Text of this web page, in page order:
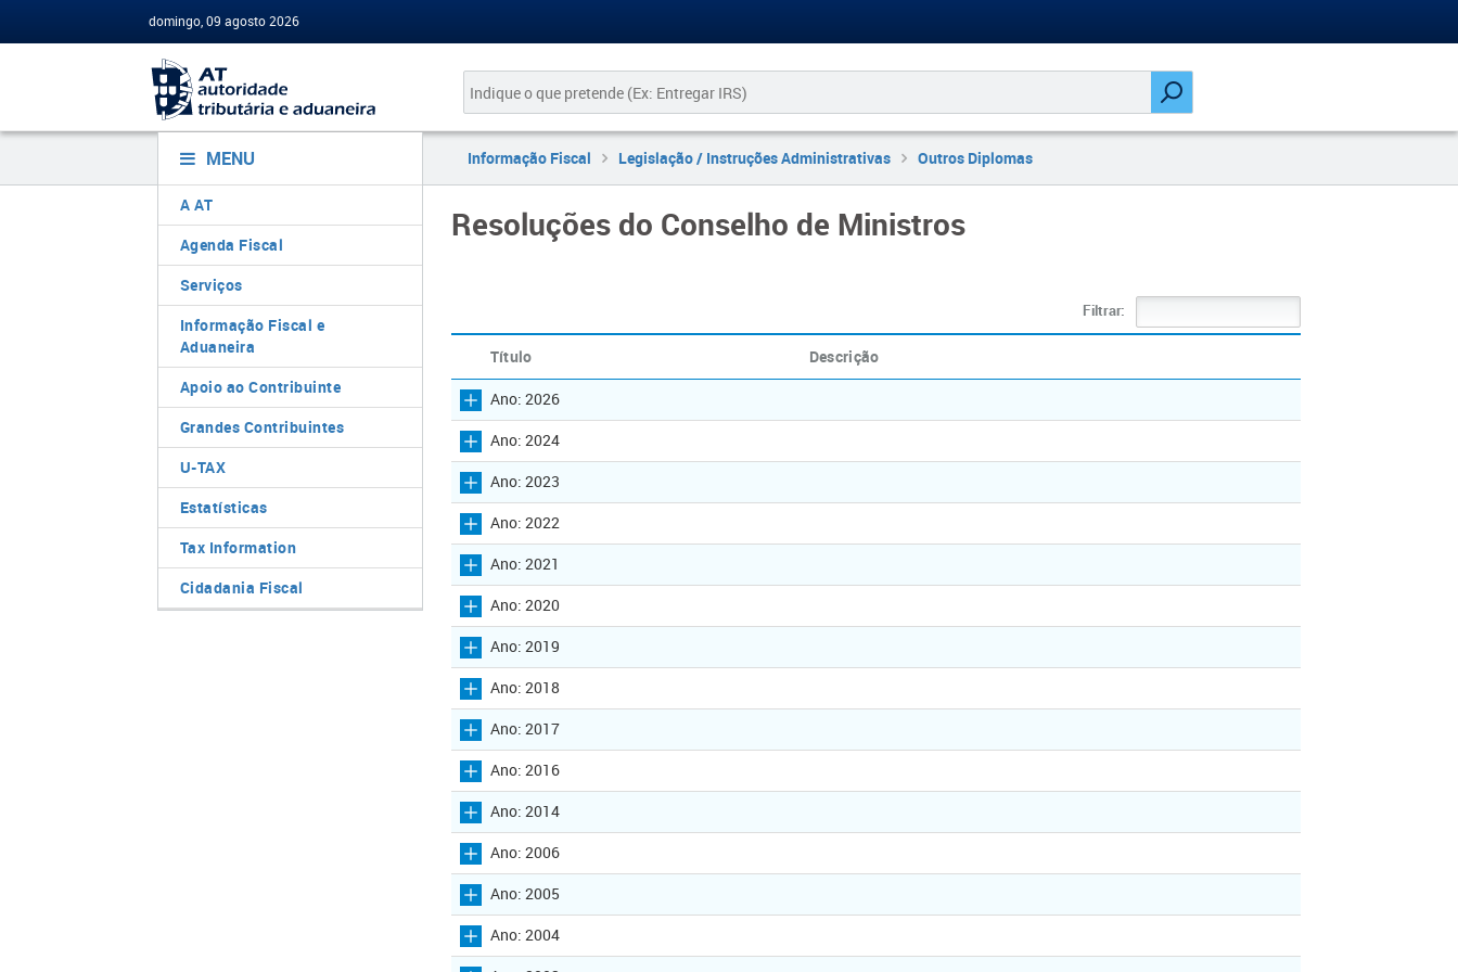
domingo, 09 agosto 2026
MENU
A AT
Agenda Fiscal
Serviços
Informação Fiscal e
Aduaneira
Apoio ao Contribuinte
Grandes Contribuintes
U-TAX
Estatísticas
Tax Information
Cidadania Fiscal
Informação Fiscal Legislação / Instruções Administrativas Outros Diplomas
Resoluções do Conselho de Ministros
Filtrar:
Título Descrição
Ano: 2026
Ano: 2024
Ano: 2023
Ano: 2022
Ano: 2021
Ano: 2020
Ano: 2019
Ano: 2018
Ano: 2017
Ano: 2016
Ano: 2014
Ano: 2006
Ano: 2005
Ano: 2004